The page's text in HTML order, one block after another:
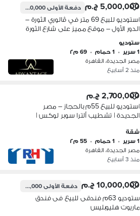
5,000,000 ج.م دفعة الأولى4,500,000 ج.م
استوديو للبيع 69 متر في ڤالوري الثورة –
الدور الأول – موقع مميز على شارع الثورة
السكن في مصر الجديدة
ستوديو
1 سرير
• 1 حمام • 69 م٢
مصر الجديدة، القاهرة
منذ 2 أسابيع
2,700,000 ج.م
استوديو للبيع 55م بالحجاز – مصر
الجديدة | تشطيب ألترا سوبر لوكس |
موقع حيوي مميز
شقة
1 سرير
• 1 حمام • 55 م٢
مصر الجديدة، القاهرة
منذ 3 أسابيع
10,000,000 ج.م دفعة الأولى4,350,000 ج.م
ستوديو 63م فندقى للبيع فى فندق
ماريوت هليوبليس